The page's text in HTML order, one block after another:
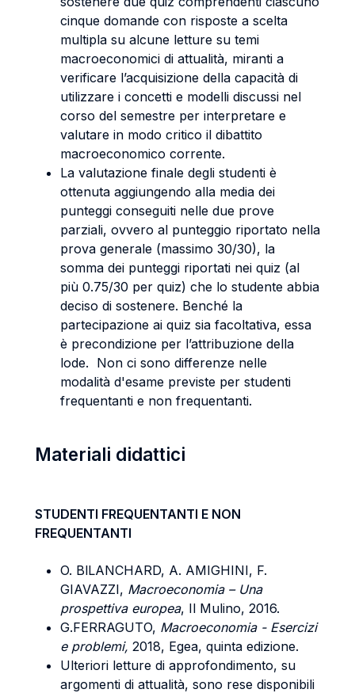
cinque domande con risposte a scelta
multipla su alcune letture su temi
macroeconomici di attualità, miranti a
verificare l’acquisizione della capacità di
utilizzare i concetti e modelli discussi nel
corso del semestre per interpretare e
valutare in modo critico il dibattito
macroeconomico corrente.
La valutazione finale degli studenti è
ottenuta aggiungendo alla media dei
punteggi conseguiti nelle due prove
parziali, ovvero al punteggio riportato nella
prova generale (massimo 30/30), la
somma dei punteggi riportati nei quiz (al
più 0.75/30 per quiz) che lo studente abbia
deciso di sostenere. Benché la
partecipazione ai quiz sia facoltativa, essa
è precondizione per l’attribuzione della
lode. Non ci sono differenze nelle
modalità d'esame previste per studenti
frequentanti e non frequentanti.
Materiali didattici
STUDENTI FREQUENTANTI E NON
FREQUENTANTI
O. BlLANCHARD, A. AMIGHINI, F.
GIAVAZZI, Macroeconomia – Una
prospettiva europea, Il Mulino, 2016.
G.FERRAGUTO, Macroeconomia - Esercizi
e problemi, 2018, Egea, quinta edizione.
Ulteriori letture di approfondimento, su
argomenti di attualità, sono rese disponibili